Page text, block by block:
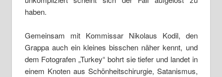
haben.
Gemeinsam mit Kommissar Nikolaus Kodil, den
Grappa auch ein kleines bisschen näher kennt, und
dem Fotografen „Turkey“ bohrt sie tiefer und landet in
einem Knoten aus Schönheitschirurgie, Satanismus,